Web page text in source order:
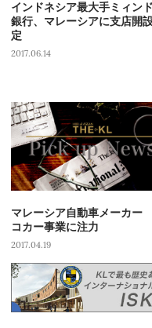
インドネシア最大手ミィン
銀行、マレーシアに支店開
定
2017.06.14
マレーシア自動車メーカー
コカー事業に注力
2017.04.19